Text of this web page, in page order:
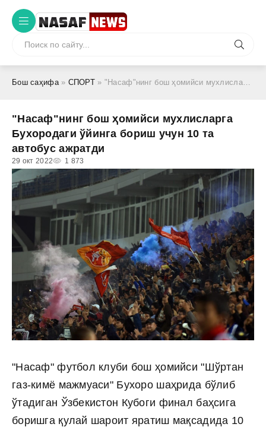
Бош саҳифа» СПОРТ » "Насаф"нинг бош ҳомийси мухлисларга Бухородаги ўйинга бориш учун 10 та автобус ажратди
"Насаф"нинг бош ҳомийси мухлисларга
Бухородаги ўйинга бориш учун 10 та
автобус ажратди
29 окт 2022 1 873
"Насаф" футбол клуби бош ҳомийси "Шўртан
газ-кимё мажмуаси" Бухоро шаҳрида бўлиб
ўтадиган Ўзбекистон Кубоги финал баҳсига
боришга қулай шароит яратиш мақсадида 10